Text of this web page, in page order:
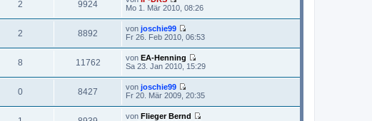
g
i
t
r
g
r
i
t
r
g
s
t
r
i
t
r
g
2 9924
N
e
u
e
s
t
e
r
e
i
t
r
a
Mo 1. Mär 2010, 08:26
2 8892 von joschie99
N
u
e
s
t
r
e
Fr 26. Feb 2010, 06:53
8 11762 von EA-Henning
N
s
t
e
Sa 23. Jan 2010, 15:29
0 8427 von joschie99
N
e
Fr 20. Mär 2009, 20:35
von Flieger Bernd